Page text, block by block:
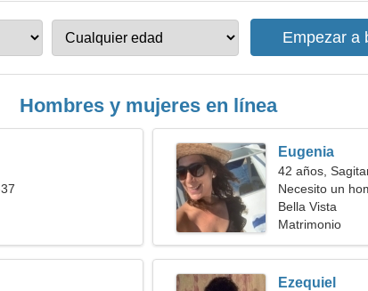
Hombres y mujeres en línea
Eugenia
42 años,
Necesito un
romance
Bella Vista
Matrimonio
Ezequiel